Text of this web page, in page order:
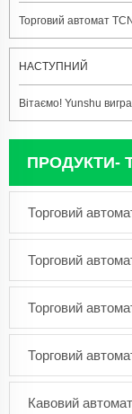
Торговий автомат
НАСТУПНИЙ
ПРОДУКТИ-
Торговий
Торговий
Торговий
Торговий
Кавовий автомат